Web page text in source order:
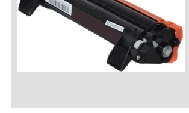
particularitățile acestora
Ce tip de scanner să alegi
în funcție de afacerea ta